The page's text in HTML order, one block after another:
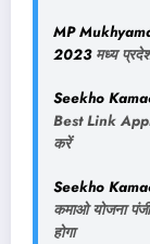
MP
2023मध्य
Seekho
Best Link
करें
Seekho
कमाओ योजना
होगा